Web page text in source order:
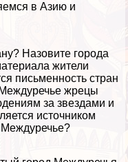
в Азию и
Назовите города
жители
письменность стран
жрецы
за звездами и
источником